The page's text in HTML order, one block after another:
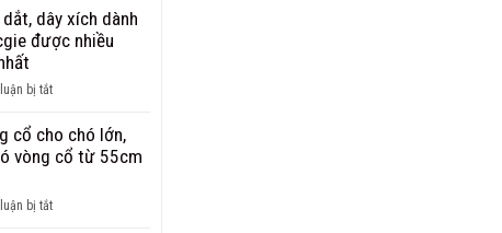
chọn
Dây
Dắt
cho
Hot
nhất
nay
toán
chi
cửa
thú
cưng
cho
dây xích dành
được nhiều
bị tắtở
Mẫu
dây
xích
cổ cho chó lớn,
vòng cổ từ 55cm
bị tắtở